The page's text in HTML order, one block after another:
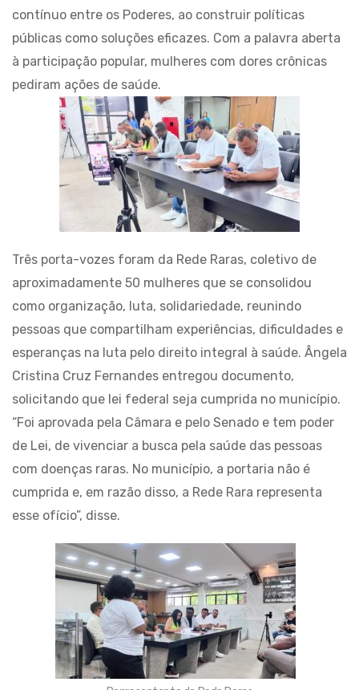
contínuo entre os Poderes, ao construir políticas
públicas como soluções eficazes. Com a palavra aberta
à participação popular, mulheres com dores crônicas
pediram ações de saúde.
Três porta-vozes foram da Rede Raras, coletivo de
aproximadamente 50 mulheres que se consolidou
como organização, luta, solidariedade, reunindo
pessoas que compartilham experiências, dificuldades e
esperanças na luta pelo direito integral à saúde. Ângela
Cristina Cruz Fernandes entregou documento,
solicitando que lei federal seja cumprida no município.
“Foi aprovada pela Câmara e pelo Senado e tem poder
de Lei, de vivenciar a busca pela saúde das pessoas
com doenças raras. No município, a portaria não é
cumprida e, em razão disso, a Rede Rara representa
esse ofício”, disse.